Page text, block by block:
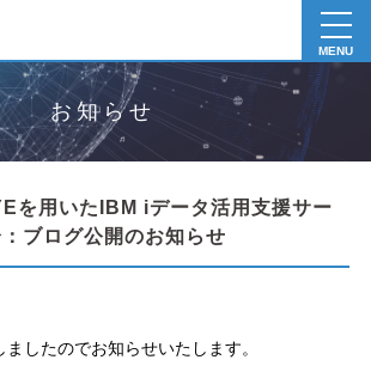
MENU
お知らせ
を用いたIBM iデータ活用支援サー
ブログ公開のお知らせ
したのでお知らせいたします。